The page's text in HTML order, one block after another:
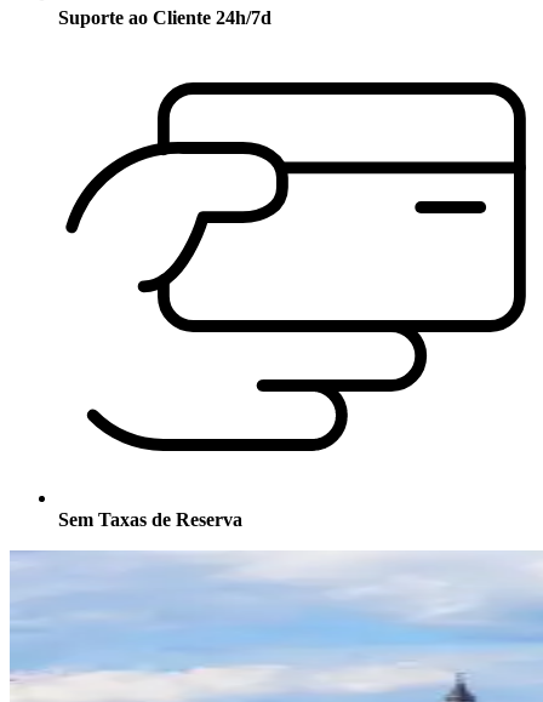
Suporte ao Cliente 24h/7d
Sem Taxas de Reserva